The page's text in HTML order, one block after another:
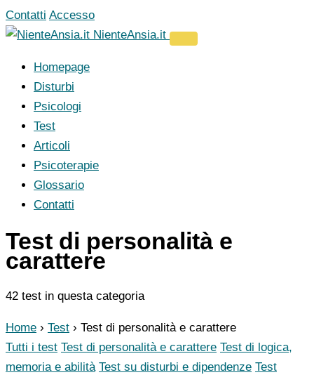
Vai
al
Contatti Accesso
NienteAnsia.it
Homepage
Disturbi
Psicologi
Test
Articoli
Psicoterapie
Glossario
Contatti
Test di personalità e
carattere
42 test in questa categoria
Home › Test › Test di personalità e carattere
Tutti i test Test di personalità e carattere Test di logica,
memoria e abilità Test su disturbi e dipendenze Test